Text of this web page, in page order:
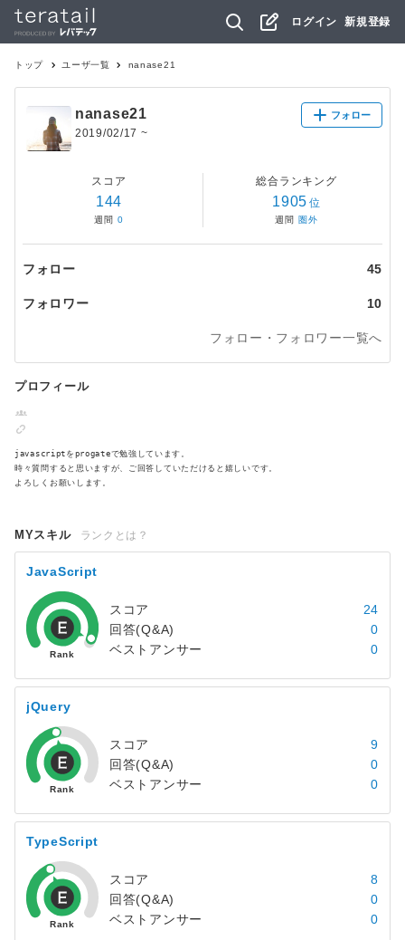
ログイン 新規登録
トップ ユーザ一覧 nanase21
nanase21
2019/02/17 ~
フォロー
スコア
144
週間 0
総合ランキング
1905 位
週間 圏外
フォロー 45
フォロワー 10
フォロー・フォロワー一覧へ
プロフィール
javascriptをprogateで勉強しています。
時々質問すると思いますが、ご回答していただけると嬉しいです。
よろしくお願いします。
MYスキル ランクとは？
JavaScript
スコア
24
回答(Q&A)
0
ベストアンサー
0
jQuery
スコア
9
回答(Q&A)
0
ベストアンサー
0
TypeScript
スコア
8
回答(Q&A)
0
ベストアンサー
0